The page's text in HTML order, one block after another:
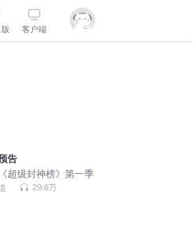
客户端
告
超级封神榜》第一季
29.6万